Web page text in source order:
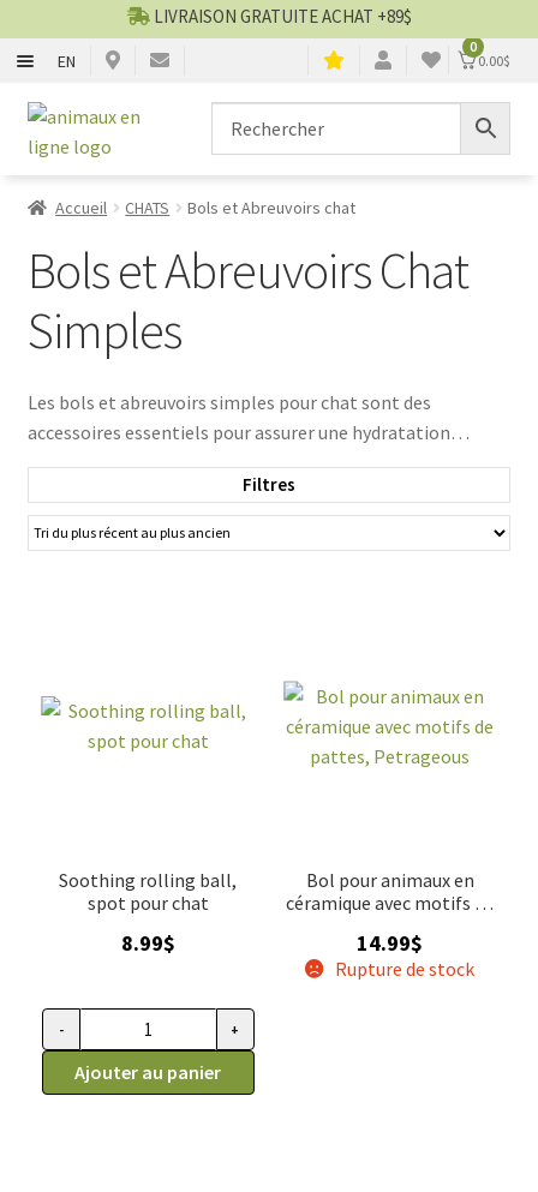
EN
0
0.00$
Aller
à
navigation
Aller
au
LIVRAISON GRATUITE ACHAT +89$
CHIENS
SERVICES
🍁 PRODUITS CANADIEN
VENTES
Accueil CHATS Bols et Abreuvoirs chat
Bols et Abreuvoirs Chat
Simples
Les bols et abreuvoirs simples pour chat sont des
accessoires essentiels pour assurer une hydratation
adéquate à votre animal de compagnie. Chez
Animauxenligne.com, nous vous proposons une gamme
variée de produits de qualité, faciles à nettoyer et adaptés
aux besoins de votre chat. Optez pour la praticité et le
Filtres
Soothing rolling ball,
spot pour chat
8.99$
quantité de Soothing rolling ball, spot pour chat
- +
Ajouter au panier
Bol pour animaux en
céramique avec motifs de
14.99$
Rupture de stock